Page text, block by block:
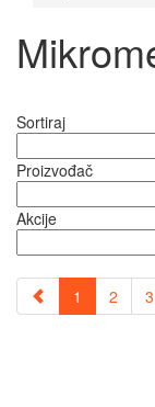
Sortiraj
Proizvođač
Akcije
1 2 3